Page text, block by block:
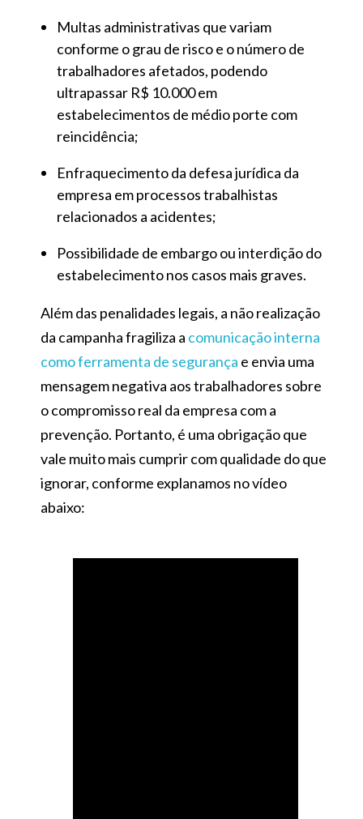
Multas administrativas que variam
conforme o grau de risco e o número de
trabalhadores afetados, podendo
ultrapassar R$ 10.000 em
estabelecimentos de médio porte com
reincidência;
Enfraquecimento da defesa jurídica da
empresa em processos trabalhistas
relacionados a acidentes;
Possibilidade de embargo ou interdição do
estabelecimento nos casos mais graves.
Além das penalidades legais, a não realização
da campanha fragiliza a comunicação interna
como ferramenta de segurança e envia uma
mensagem negativa aos trabalhadores sobre
o compromisso real da empresa com a
prevenção. Portanto, é uma obrigação que
vale muito mais cumprir com qualidade do que
ignorar, conforme explanamos no vídeo
abaixo: